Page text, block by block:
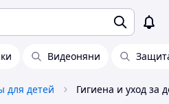
Видеоняни
для детей Гигиена и уход за